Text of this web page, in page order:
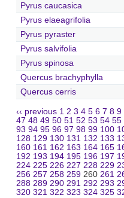
Pyrus caucasica
Pyrus elaeagrifolia
Pyrus pyraster
Pyrus salvifolia
Pyrus spinosa
Quercus brachyphylla
Quercus cerris
‹‹ previous 1 2 3 4 5 6 7 8 9
47 48 49 50 51 52 53 54 55
93 94 95 96 97 98 99 100
128 129 130 131 132 133
160 161 162 163 164 165
192 193 194 195 196 197
224 225 226 227 228 229
256 257 258 259 260 261
288 289 290 291 292 293
320 321 322 323 324 325